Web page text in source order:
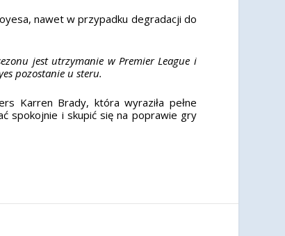
nawet w przypadku degradacji do
jest utrzymanie w Premier League i
pozostanie u steru.
Karren Brady, która wyraziła pełne
spokojnie i skupić się na poprawie gry